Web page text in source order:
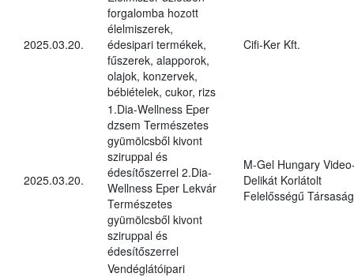
2025.03.20.
forgalomba hozott
élelmiszerek,
édesipari termékek,
fűszerek, alapporok,
olajok, konzervek,
bébiételek, cukor, rizs
Cifi-Ker Kft.
2025.03.20.
1.Dia-Wellness Eper
dzsem Természetes
gyümölcsből kivont
sziruppal és
édesítőszerrel 2.Dia-
Wellness Eper Lekvár
Természetes
gyümölcsből kivont
sziruppal és
édesítőszerrel
M-Gel Hungary
Delikát Korlátolt
Felelősségű Társaság
Vendéglátóipari